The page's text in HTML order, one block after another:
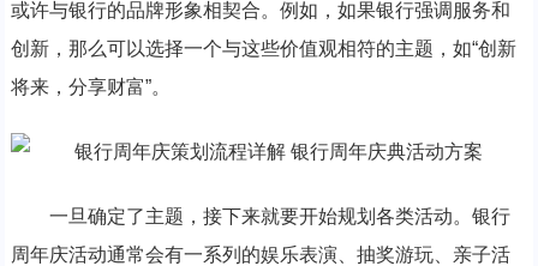
或许与银行的品牌形象相契合。例如，如果银行强调服务和
创新，那么可以选择一个与这些价值观相符的主题，如“创新
将来，分享财富”。
一旦确定了主题，接下来就要开始规划各类活动。银行
周年庆活动通常会有一系列的娱乐表演、抽奖游玩、亲子活